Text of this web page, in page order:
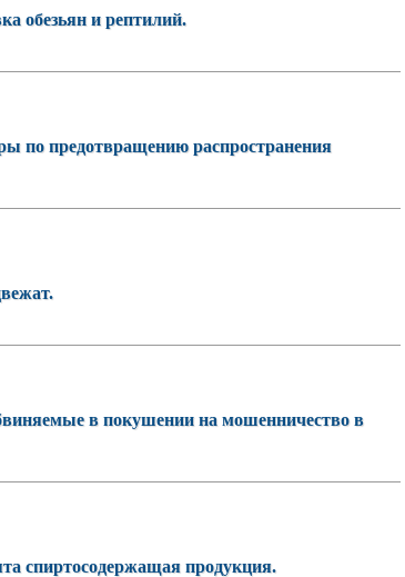
обезьян и рептилий.
по предотвращению распространения
в покушении на мошенничество в
спиртосодержащая продукция.